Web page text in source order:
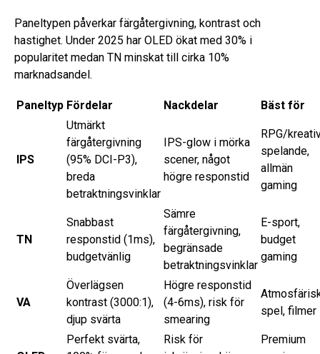
Paneltypen påverkar färgåtergivning, kontrast och
hastighet. Under 2025 har OLED ökat med 30% i
popularitet medan TN minskat till cirka 10%
marknadsandel.
Paneltyp Fördelar Nackdelar Bäst för
IPS
Utmärkt
färgåtergivning
(95% DCI-P3),
breda
betraktningsvinklar
IPS-glow i mörka
scener, något
högre responstid
RPG/
spelande,
allmän
gaming
TN
Snabbast
responstid (1ms),
budgetvänlig
Sämre
färgåtergivning,
begränsade
betraktningsvinklar
E-sport,
budget
gaming
VA
Överlägsen
kontrast (3000:1),
djup svärta
Högre responstid
(4-6ms), risk för
smearing
spel, filmer
Perfekt svärta,
Risk för
Premium